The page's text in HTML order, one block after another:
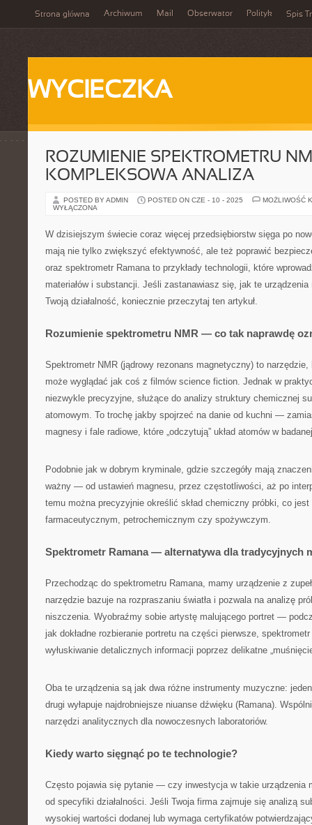
Strona główna Archiwum Mail Obserwator Polityk Spis
WYCIECZKA
ROZUMIENIE SPEKTROMETRU
KOMPLEKSOWA ANALIZA
POSTED BY ADMIN POSTED ON CZE - 10 - 2025
MOŻLIWOŚĆ
WYŁĄCZONA
W dzisiejszym świecie coraz więcej przedsiębiorstw sięga po
mają nie tylko zwiększyć efektywność, ale też poprawić
oraz spektrometr Ramana to przykłady technologii, które
materiałów i substancji. Jeśli zastanawiasz się, jak te
Twoją działalność, koniecznie przeczytaj ten artykuł.
Rozumienie spektrometru NMR — co tak naprawdę
Spektrometr NMR (jądrowy rezonans magnetyczny) to
może wyglądać jak coś z filmów science fiction. Jednak w
niezwykle precyzyjne, służące do analizy struktury chemicznej
atomowym. To trochę jakby spojrzeć na danie od kuchni —
magnesy i fale radiowe, które „odczytują” układ atomów w
Podobnie jak w dobrym kryminale, gdzie szczegóły mają
ważny — od ustawień magnesu, przez częstotliwości, aż po
temu można precyzyjnie określić skład chemiczny próbki, co jest
farmaceutycznym, petrochemicznym czy spożywczym.
Spektrometr Ramana — alternatywa dla tradycyjnych
Przechodząc do spektrometru Ramana, mamy urządzenie z
narzędzie bazuje na rozpraszaniu światła i pozwala na analizę
niszczenia. Wyobraźmy sobie artystę malującego portret —
jak dokładne rozbieranie portretu na części pierwsze,
wyłuskiwanie detalicznych informacji poprzez delikatne
Oba te urządzenia są jak dwa różne instrumenty muzyczne:
drugi wyłapuje najdrobniejsze niuanse dźwięku (Ramana).
narzędzi analitycznych dla nowoczesnych laboratoriów.
Kiedy warto sięgnąć po te technologie?
Często pojawia się pytanie — czy inwestycja w takie urządzenia
od specyfiki działalności. Jeśli Twoja firma zajmuje się analizą
wysokiej wartości dodanej lub wymaga certyfikatów